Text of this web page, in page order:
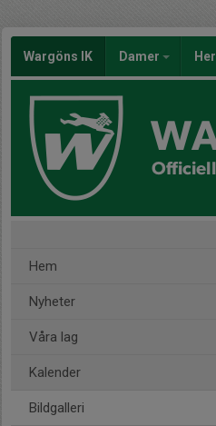
Wargöns IK Damer
Hem
Nyheter
Våra lag
Kalender
Bildgalleri